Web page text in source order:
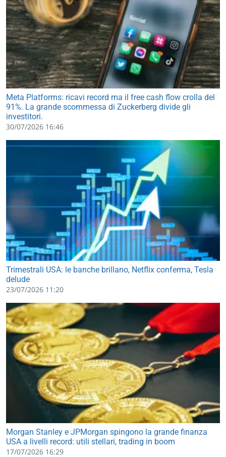
Meta Platforms: ricavi record ma il free cash flow crolla del
91%. La grande scommessa di Zuckerberg divide gli
investitori.
30/07/2026 16:46
Trimestrali USA: le banche brillano, Netflix conferma, Tesla
delude
23/07/2026 11:20
Morgan Stanley e JPMorgan spingono la grande finanza
USA a livelli record: utili stellari, trading in boom
17/07/2026 16:29